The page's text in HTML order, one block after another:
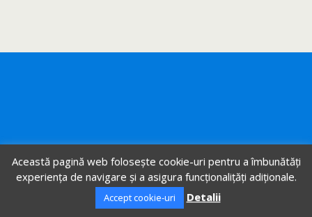
Această pagină web folosește cookie-uri pentru a îmbunătăți
experiența de navigare și a asigura funcționalițăți adiționale.
Accept cookie-uri Detalii